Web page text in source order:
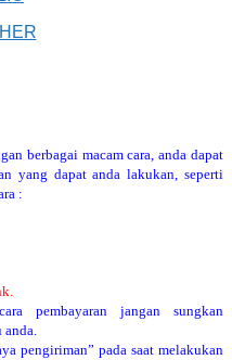
berbagai macam cara, anda dapat
yang dapat anda lakukan, seperti
:
pembayaran jangan sungkan
anda.
pengiriman” pada saat melakukan